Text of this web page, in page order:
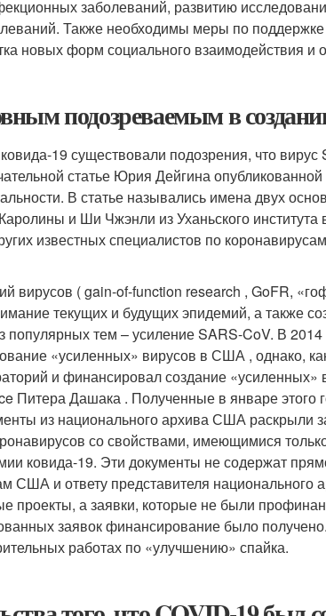
заболеваний, развитию
Также необходимы меры по
новых форм социального взаимодействия и
подозреваемым в
19 существовали подозрения, что вирус
статье Юрия Дейгина
В статье назывались имена двух
и Ши Чжэнли из Уханьского
известных специалистов по
вирусов ( gain-of-function research , GoFR,
текущих и будущих эпидемий, а также
популярных тем – усиление SARS-CoV. В
«усиленных» вирусов в США , однако,
и финансировал создание «усиленных»
Питера Дашака . Полученные в январе этого
из национального архива США раскрыли
со свойствами, имеющимися
ковида-19. Эти документы не содержат
США и ответу представителя
проекты, а заявки, которые не были
заявок финансирование было
работах по «улучшению» спайка.